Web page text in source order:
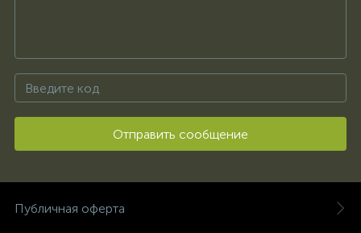
Отправить сообщение
Публичная оферта